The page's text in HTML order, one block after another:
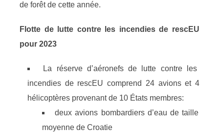
de forêt de cette année.
Flotte de lutte contre les incendies de rescEU
pour 2023
La réserve d’aéronefs de lutte contre les
incendies de rescEU comprend 24 avions et 4
hélicoptères provenant de 10 États membres:
deux avions bombardiers d’eau de taille
moyenne de Croatie